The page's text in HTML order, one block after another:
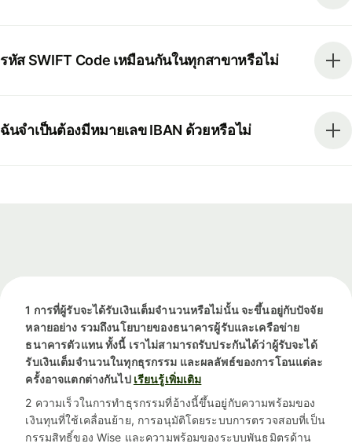
รหัส SWIFT Code เหมือนกันในทุกสาขาหรือไม่
ฉันจำเป็นต้องมีหมายเลข IBAN ด้วยหรือไม่
1 การที่ผู้รับจะได้รับเงินเต็มจำนวนหรือไม่นั้น จะขึ้นอยู่กับปัจจัย
หลายอย่าง รวมถึงนโยบายของธนาคารผู้รับและเครือข่าย
ธนาคารตัวแทน ทั้งนี้ เราไม่สามารถรับประกันได้ว่าผู้รับจะได้
รับเงินเต็มจำนวนในทุกธุรกรรม และผลลัพธ์ของการโอนแต่ละ
ครั้งอาจแตกต่างกันไป เรียนรู้เพิ่มเติม
2 ความเร็วในการทำธุรกรรมที่อ้างนี้ขึ้นอยู่กับความพร้อมของ
เงินทุนที่ใช้เคลื่อนย้าย, การอนุมัติโดยระบบการตรวจสอบที่เป็น
กรรมสิทธิ์ของ Wise และความพร้อมของระบบพันธมิตรด้าน